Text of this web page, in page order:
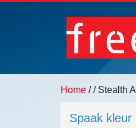
Home // Stealth
Spaak kleur